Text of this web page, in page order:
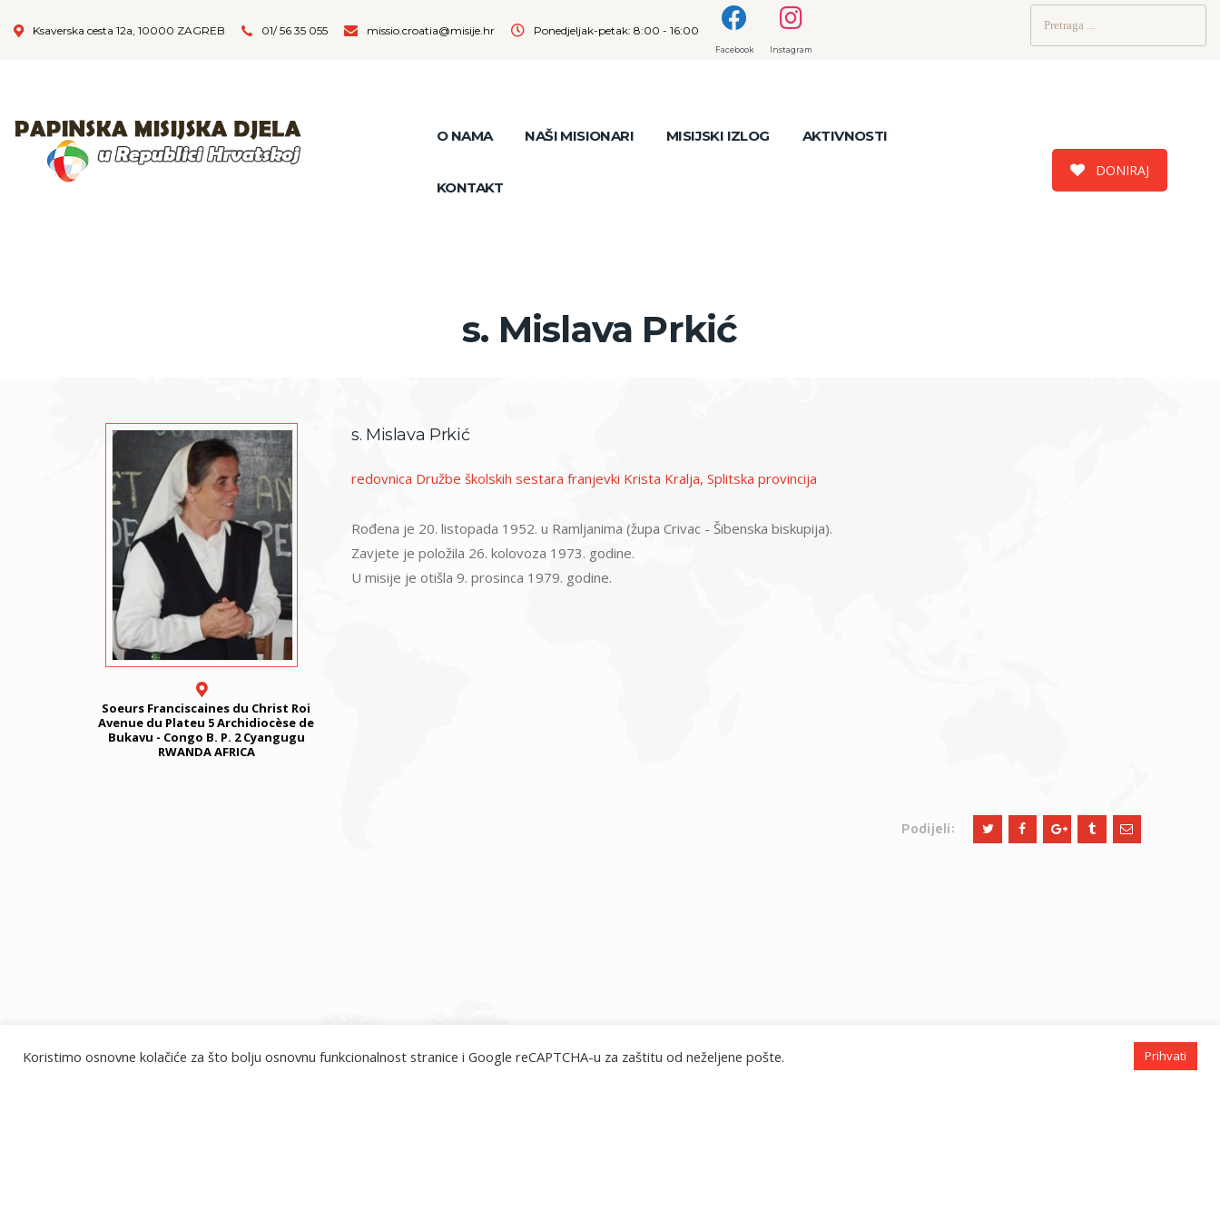
Ksaverska cesta 12a, 10000 ZAGREB 01/ 56 35 055 missio.croatia@misije.hr Ponedjeljak-petak: 8:00 - 16:00
Facebook Instagram
O NAMA NAŠI MISIONARI MISIJSKI IZLOG AKTIVNOSTI
KONTAKT
DONIRAJ
s. Mislava Prkić
Soeurs Franciscaines du Christ Roi
Avenue du Plateu 5 Archidiocèse de
Bukavu - Congo B. P. 2 Cyangugu
RWANDA AFRICA
s. Mislava Prkić
redovnica Družbe školskih sestara franjevki Krista Kralja, Splitska provincija
Rođena je 20. listopada 1952. u Ramljanima (župa Crivac - Šibenska biskupija).
Zavjete je položila 26. kolovoza 1973. godine.
U misije je otišla 9. prosinca 1979. godine.
Podijeli:
Koristimo osnovne kolačiće za što bolju osnovnu funkcionalnost stranice i Google reCAPTCHA-u za zaštitu od neželjene pošte. Prihvati